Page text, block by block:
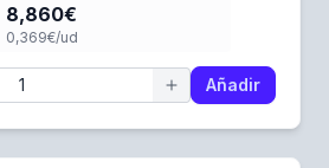
8,860€
0,369€/ud
Añadir